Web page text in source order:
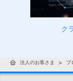
ク
法人のお客さま ブ